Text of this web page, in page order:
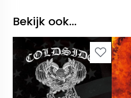
Bekijk ook...